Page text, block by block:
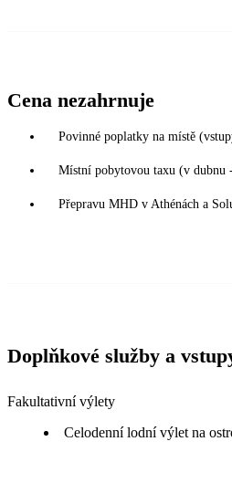
Cena nezahrnuje
Povinné poplatky na místě
Místní pobytovou taxu (v
Přepravu MHD v Athénách a
Doplňkové služby a
Fakultativní výlety
Celodenní lodní výlet na